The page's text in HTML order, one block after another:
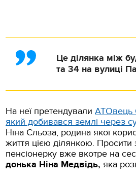
Це ділянка між
та 34 на вулиці
На неї претендувалиАТОвець
який добивався землі через
Ніна Сльоза, родина якої
життя цією ділянкою. Просити
пенсіонерку вже вкотре на
донька Ніна Медвідь, яка